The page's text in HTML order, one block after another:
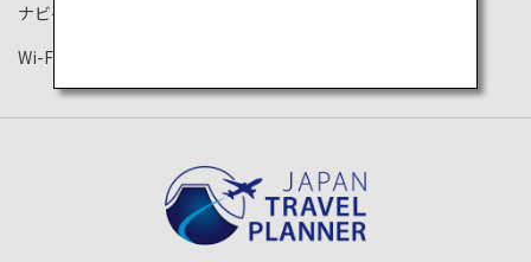
ナビゲーションアプリ
Wi-Fiスポット